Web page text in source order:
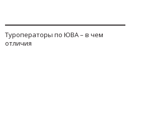
Туроператоры по ЮВА – в чем
отличия